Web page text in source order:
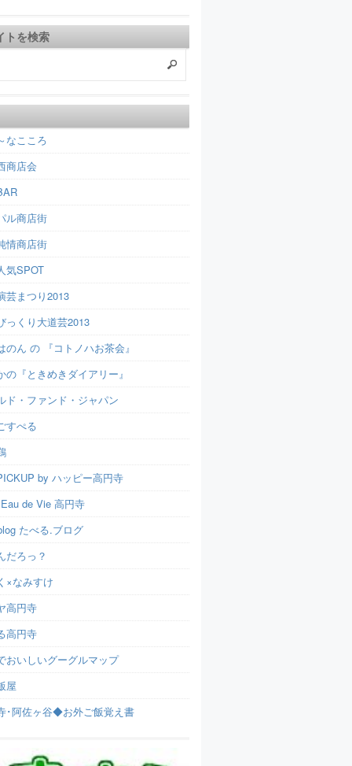
トを検索
なこころ
商店会
ル商店街
情商店街
気SPOT
芸まつり2013
っくり大道芸2013
のん の 『コトノハお茶会』
の『ときめきダイアリー』
ド・ファンド・ジャパン
すぺる
by ハッピー高円寺
de Vie 高円寺
たべる.ブログ
だろっ？
×なみすけ
高円寺
高円寺
おいしいグーグルマップ
屋
･阿佐ヶ谷◆お外ご飯覚え書